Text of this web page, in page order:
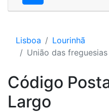
Lisboa
Lourinhã
União das
Código
Largo